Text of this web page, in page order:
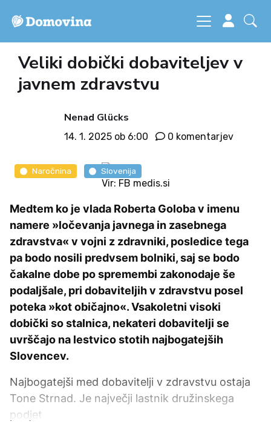
Veliki dobički dobaviteljev v
javnem zdravstvu
Nenad Glücks
14. 1. 2025 ob 6:00 0 komentarjev
Vir: FB medis.si
Naročnina Slovenija
Medtem ko je vlada Roberta Goloba v imenu
namere »ločevanja javnega in zasebnega
zdravstva« v vojni z zdravniki, posledice tega
pa bodo nosili predvsem bolniki, saj se bodo
čakalne dobe po spremembi zakonodaje še
podaljšale, pri dobaviteljih v zdravstvu posel
poteka »kot običajno«. Vsakoletni visoki
dobički so stalnica, nekateri dobavitelji se
uvrščajo na lestvico stotih najbogatejših
Slovencev.
Najbogatejši med dobavitelji v zdravstvu ostaja
Tone Strnad. Je največji lastnik družinskega
podjet